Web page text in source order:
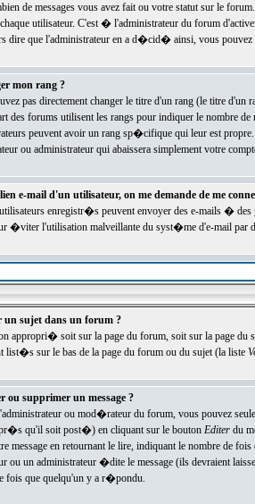
de messages vous avez fait ou votre statut sur le
utilisateur. C'est � l'administrateur du forum
dire que l'administrateur en a d�cid� ainsi, vous
mon rang ?
pas directement changer le titre d'un rang (le titre d'un
forums utilisent les rangs pour indiquer le nombre de
peuvent avoir un rang sp�cifique qui leur est
ou administrateur qui abaissera simplement votre
e-mail d'un utilisateur, on me demande de me
enregistr�s peuvent envoyer des e-mails �
�viter l'utilisation malveillante du syst�me d'e-mail par
un sujet dans un forum ?
appropri� soit sur la page du forum, soit sur la page du
list�s sur le bas de la page du forum ou du sujet (la liste
supprimer un message ?
ou mod�rateur du forum, vous pouvez
qu'il soit post�) en cliquant sur le bouton Editerdu
message en retournant le lire, indiquant le nombre
ou un administrateur �dite le message (ils devraient
fois que quelqu'un y a r�pondu.